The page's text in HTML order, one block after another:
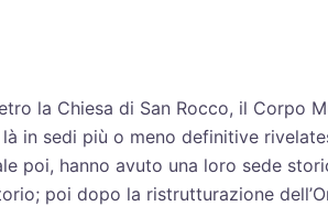
la Chiesa di San Rocco, il Corpo
in sedi più o meno definitive
poi, hanno avuto una loro sede
poi dopo la ristrutturazione